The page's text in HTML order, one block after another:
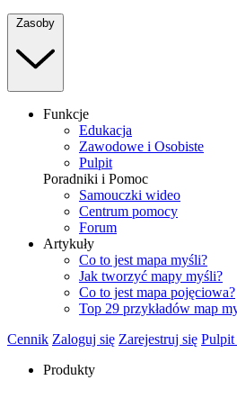
Zasoby
Funkcje
Edukacja
Zawodowe i Osobiste
Pulpit
Poradniki i Pomoc
Samouczki wideo
Centrum pomocy
Forum
Artykuły
Co to jest mapa myśli?
Jak tworzyć mapy myśli?
Co to jest mapa pojęciowa?
Top 29 przykładów map
Cennik Zaloguj się Zarejestruj się
Produkty